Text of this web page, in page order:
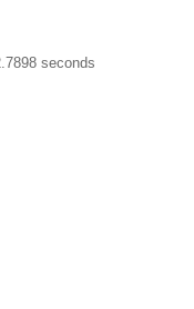
seconds